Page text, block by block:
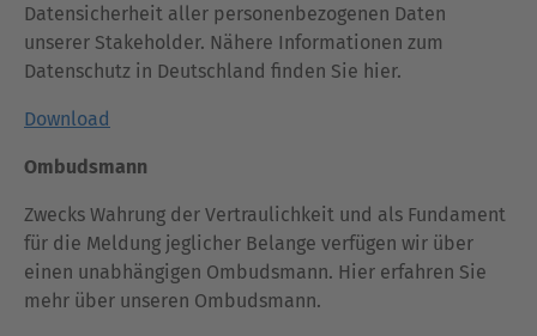
Datensicherheit aller personenbezogenen Daten
unserer Stakeholder. Nähere Informationen zum
Datenschutz in Deutschland finden Sie hier.
Download
Ombudsmann
Zwecks Wahrung der Vertraulichkeit und als Fundament
für die Meldung jeglicher Belange verfügen wir über
einen unabhängigen Ombudsmann. Hier erfahren Sie
mehr über unseren Ombudsmann.